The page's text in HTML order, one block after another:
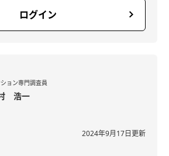
ログイン
ョン専門調査員
浩一​
2024年9月17日更新